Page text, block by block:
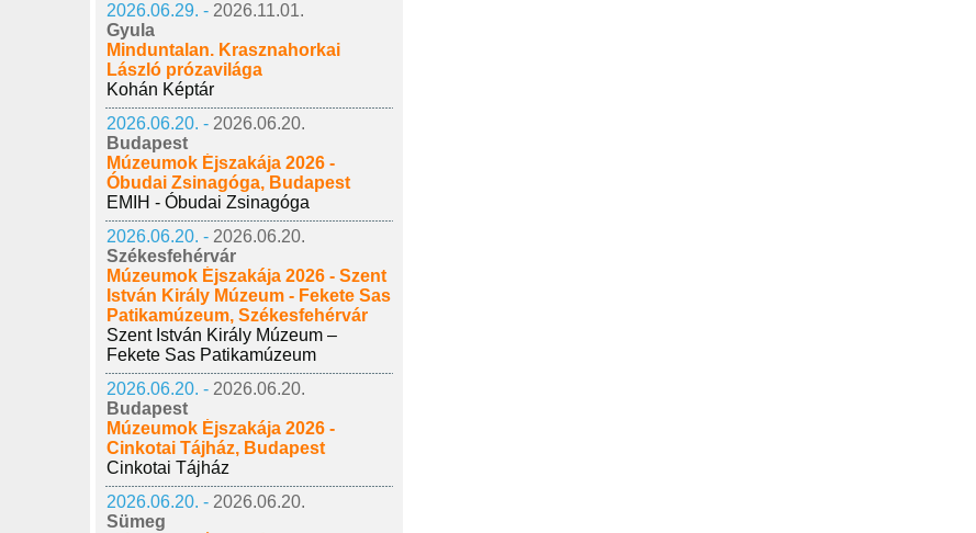
2026.06.29. - 2026.11.01.
Gyula
Minduntalan. Krasznahorkai
László prózavilága
Kohán Képtár
2026.06.20. - 2026.06.20.
Budapest
Múzeumok Éjszakája 2026 -
Óbudai Zsinagóga, Budapest
EMIH - Óbudai Zsinagóga
2026.06.20. - 2026.06.20.
Székesfehérvár
Múzeumok Éjszakája 2026 - Szent
István Király Múzeum - Fekete Sas
Patikamúzeum, Székesfehérvár
Szent István Király Múzeum –
Fekete Sas Patikamúzeum
2026.06.20. - 2026.06.20.
Budapest
Múzeumok Éjszakája 2026 -
Cinkotai Tájház, Budapest
Cinkotai Tájház
2026.06.20. - 2026.06.20.
Sümeg